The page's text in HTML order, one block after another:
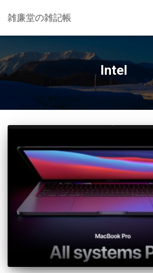
雑廉堂の雑記帳
Intel